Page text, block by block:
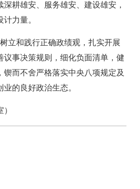
耕雄安、服务雄安、建设雄安，
力量。
立和践行正确政绩观，扎实开展
事决策规则，细化负面清单，健
而不舍严格落实中央八项规定及
的良好政治生态。